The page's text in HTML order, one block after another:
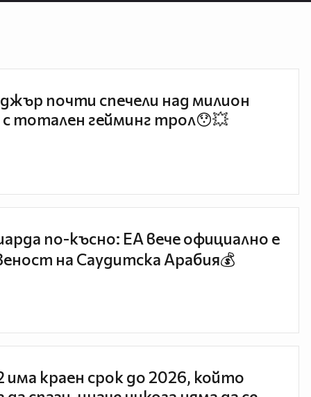
почти спечели над милион
с тотален гейминг трол😯💥
по-късно: EA вече официално е
на Саудитска Арабия💰
има краен срок до 2026, който